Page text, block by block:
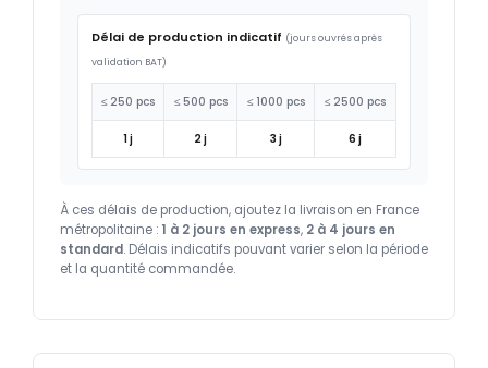
Délai de production indicatif (jours ouvrés après
validation BAT)
≤ 250 pcs ≤ 500 pcs ≤ 1000 pcs ≤ 2500 pcs
1 j 2 j 3 j 6 j
À ces délais de production, ajoutez la livraison en France
métropolitaine : 1 à 2 jours en express, 2 à 4 jours en
standard. Délais indicatifs pouvant varier selon la période
et la quantité commandée.